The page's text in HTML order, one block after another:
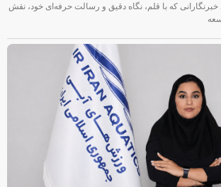
که با قلم، نگاه دقیق و رسالت حرفه‌ای خود، نقش